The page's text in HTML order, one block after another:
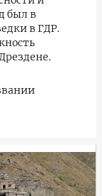
был в
в ГДР.